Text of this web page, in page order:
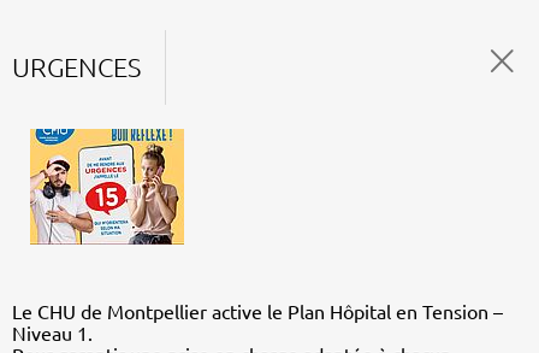
URGENCES
Le CHU de Montpellier active le Plan Hôpital en Tension –
Niveau 1.